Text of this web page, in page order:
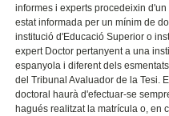
informes i experts procedeixin
estat informada per un mínim de
institució d'Educació Superior o
expert Doctor pertanyent a una
espanyola i diferent dels
del Tribunal Avaluador de la Tesi.
doctoral haurà d'efectuar-se
hagués realitzat la matrícula o, en